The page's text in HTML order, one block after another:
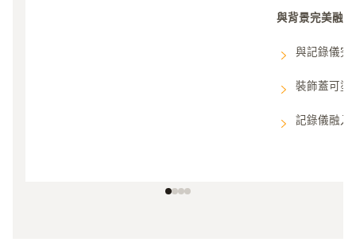
與背景完美融合
與記錄儀完
裝飾蓋可塗
記錄儀融入